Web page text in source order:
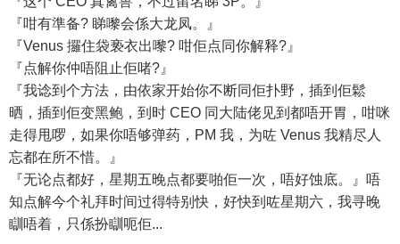
『咁有準备? 睇嚟会係大龙凤。』
『Venus 攞住袋亵衣出嚟? 咁佢点同你解释?』
『点解你仲唔阻止佢啫?』
『我谂到个方法，由依家开始你不断同佢扑野，插到佢鬆
晒，插到佢变黑鲍，到时 CEO 同大陆佬见到都唔开胃，咁咪
走得甩啰，如果你唔够弹药，PM 我，为咗 Venus 我精尽人
忘都在所不惜。』
『无论点都好，星期五晚点都要啪佢一次，唔好蚀底。』唔
知点解今个礼拜时间过得特别快，好快到咗星期六，我寻晚
瞓唔着，只係扮瞓呃佢...